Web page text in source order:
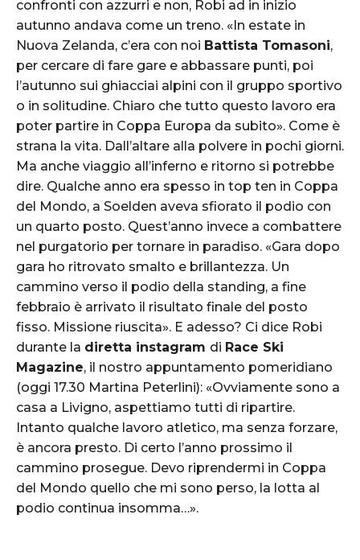
confronti con azzurri e non, Robi ad in inizio
autunno andava come un treno. «In estate in
Nuova Zelanda, c’era con noi Battista Tomasoni,
per cercare di fare gare e abbassare punti, poi
l’autunno sui ghiacciai alpini con il gruppo sportivo
o in solitudine. Chiaro che tutto questo lavoro era
poter partire in Coppa Europa da subito». Come è
strana la vita. Dall’altare alla polvere in pochi giorni.
Ma anche viaggio all’inferno e ritorno si potrebbe
dire. Qualche anno era spesso in top ten in Coppa
del Mondo, a Soelden aveva sfiorato il podio con
un quarto posto. Quest’anno invece a combattere
nel purgatorio per tornare in paradiso. «Gara dopo
gara ho ritrovato smalto e brillantezza. Un
cammino verso il podio della standing, a fine
febbraio è arrivato il risultato finale del posto
fisso. Missione riuscita». E adesso? Ci dice Robi
durante la diretta instagram di Race Ski
Magazine, il nostro appuntamento pomeridiano
(oggi 17.30 Martina Peterlini): «Ovviamente sono a
casa a Livigno, aspettiamo tutti di ripartire.
Intanto qualche lavoro atletico, ma senza forzare,
è ancora presto. Di certo l’anno prossimo il
cammino prosegue. Devo riprendermi in Coppa
del Mondo quello che mi sono perso, la lotta al
podio continua insomma…».